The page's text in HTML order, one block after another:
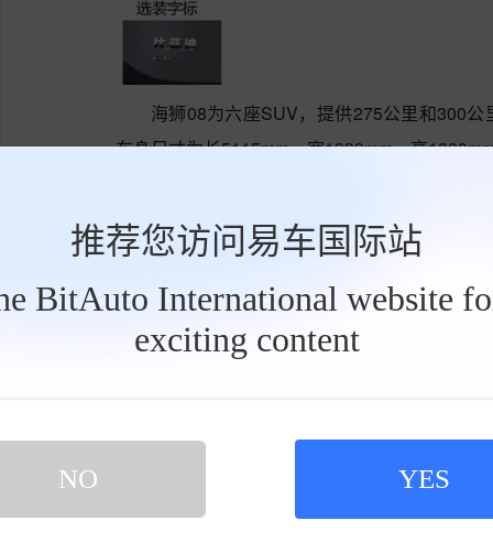
推荐您访问易车国际站
BitAuto International website
exciting content
NO YES
海狮08为六座SUV，提供275公里和300
车身尺寸为长5115mm、宽1999mm、高
车重在2.4吨到2.6吨之间。这两款车型相较于前
成5924座闪充站。
第二代刀片电池广受认可，北京车展上比
比亚迪将于5月13日发布新款高端悬架系